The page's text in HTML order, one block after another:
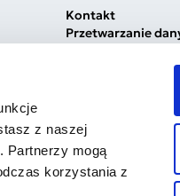
z naszej
Partnerzy mogą
korzystania z
Kontakt
Przetwarzanie
Jakość i
Reklamacje